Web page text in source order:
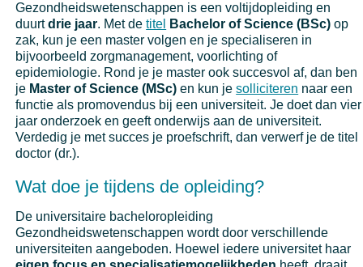
Gezondheidswetenschappen is een voltijdopleiding en
duurtdrie jaar. Met detitel Bachelor of Science (BSc) op
zak, kun je een master volgen en je specialiseren in
bijvoorbeeld zorgmanagement, voorlichting of
epidemiologie. Rond je je master ook succesvol af, dan ben
je Master of Science (MSc) en kun jesolliciteren naar een
functie als promovendus bij een universiteit. Je doet dan vier
jaar onderzoek en geeft onderwijs aan de universiteit.
Verdedig je met succes je proefschrift, dan verwerf je de titel
doctor (dr.).
Wat doe je tijdens de opleiding?
De universitaire bacheloropleiding
Gezondheidswetenschappen wordt door verschillende
universiteiten aangeboden. Hoewel iedere universitet haar